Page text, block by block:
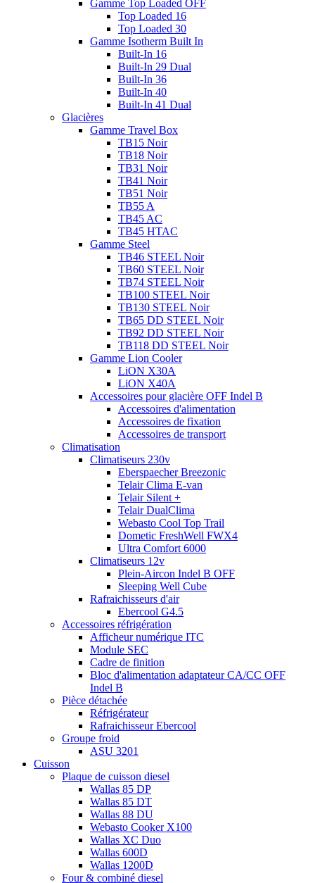
Gamme Top Loaded OFF
Top Loaded 16
Top Loaded 30
Gamme Isotherm Built In
Built-In 16
Built-In 29 Dual
Built-In 36
Built-In 40
Built-In 41 Dual
Glacières
Gamme Travel Box
TB15 Noir
TB18 Noir
TB31 Noir
TB41 Noir
TB51 Noir
TB55 A
TB45 AC
TB45 HTAC
Gamme Steel
TB46 STEEL Noir
TB60 STEEL Noir
TB74 STEEL Noir
TB100 STEEL Noir
TB130 STEEL Noir
TB65 DD STEEL Noir
TB92 DD STEEL Noir
TB118 DD STEEL Noir
Gamme Lion Cooler
LiON X30A
LiON X40A
Accessoires pour glacière OFF Indel B
Accessoires d'alimentation
Accessoires de fixation
Accessoires de transport
Climatisation
Climatiseurs 230v
Eberspaecher Breezonic
Telair Clima E-van
Telair Silent +
Telair DualClima
Webasto Cool Top Trail
Dometic FreshWell FWX4
Ultra Comfort 6000
Climatiseurs 12v
Plein-Aircon Indel B OFF
Sleeping Well Cube
Rafraichisseurs d'air
Ebercool G4.5
Accessoires réfrigération
Afficheur numérique ITC
Module SEC
Cadre de finition
Bloc d'alimentation adaptateur CA/CC OFF
Indel B
Pièce détachée
Réfrigérateur
Rafraichisseur Ebercool
Groupe froid
ASU 3201
Cuisson
Plaque de cuisson diesel
Wallas 85 DP
Wallas 85 DT
Wallas 88 DU
Webasto Cooker X100
Wallas XC Duo
Wallas 600D
Wallas 1200D
Four & combiné diesel